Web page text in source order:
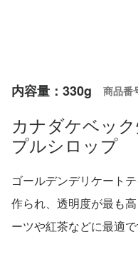
内容量：330g 商品番
カナダケベッ
プルシロップ
ゴールデンデリケート
作られ、透明度が最も
ーツや紅茶などに最適で